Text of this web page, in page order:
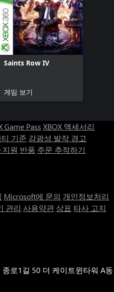
Saints Row IV
게임 보기
Game Pass XBOX 액세서리
기준 감광성 발작 경고
원 반품 주문 추적하기
Microsoft에 문의 개인정보처리
관리 사용약관 상표 타사 고지
로1길 50 더 케이트윈타워 A동